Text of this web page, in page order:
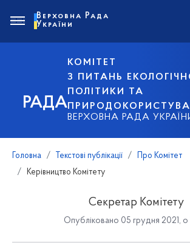
РАДА
КОМІТЕТ
З ПИТАНЬ
ПОЛІТИКИ ТА
ВЕРХОВНА РАДА
Верховна Рада
України
Головна Текстові публікації
Про Комітет
Керівництво Комітету
Секретар Комітету
Опубліковано 05 грудня 2021, о